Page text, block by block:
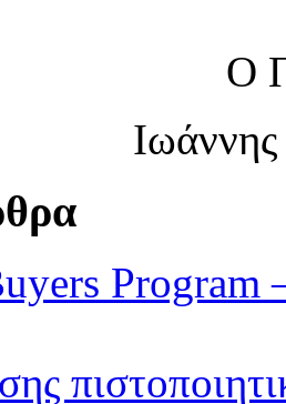
Ο
Program